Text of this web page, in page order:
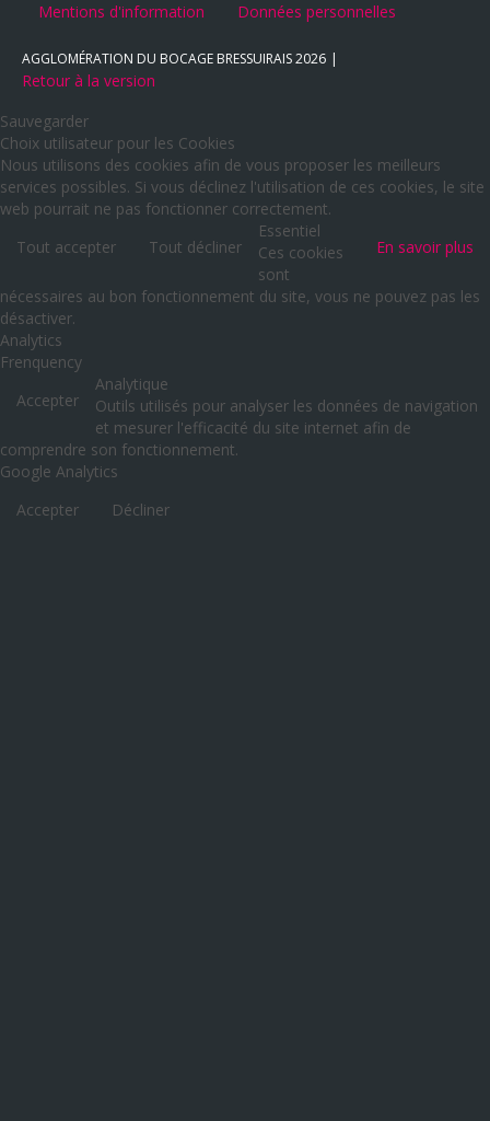
Mentions d'information
Données personnelles
AGGLOMÉRATION DU BOCAGE BRESSUIRAIS2026
Retour à la version
Sauvegarder
Choix utilisateur pour les Cookies
Nous utilisons des cookies afin de vous proposer les meilleurs
services possibles. Si vous déclinez l'utilisation de ces cookies, le site
web pourrait ne pas fonctionner correctement.
Tout accepter
Tout décliner En savoir plus
Essentiel
Ces cookies
sont
nécessaires au bon fonctionnement du site, vous ne pouvez pas les
désactiver.
Analytics
Frenquency
Accepter
Analytique
Outils utilisés pour analyser les données de navigation
et mesurer l'efficacité du site internet afin de
comprendre son fonctionnement.
Google Analytics
Accepter
Décliner